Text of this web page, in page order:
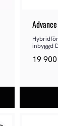
inbyggd
19 900